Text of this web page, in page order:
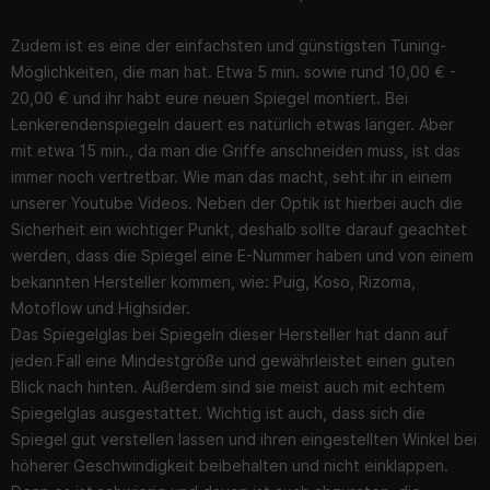
Zudem ist es eine der einfachsten und günstigsten Tuning-
Möglichkeiten, die man hat. Etwa 5 min. sowie rund 10,00 € -
20,00 € und ihr habt eure neuen Spiegel montiert. Bei
Lenkerendenspiegeln dauert es natürlich etwas länger. Aber
mit etwa 15 min., da man die Griffe anschneiden muss, ist das
immer noch vertretbar. Wie man das macht, seht ihr in einem
unserer Youtube Videos. Neben der Optik ist hierbei auch die
Sicherheit ein wichtiger Punkt, deshalb sollte darauf geachtet
werden, dass die Spiegel eine E-Nummer haben und von einem
bekannten Hersteller kommen, wie: Puig, Koso, Rizoma,
Motoflow und Highsider.
Das Spiegelglas bei Spiegeln dieser Hersteller hat dann auf
jeden Fall eine Mindestgröße und gewährleistet einen guten
Blick nach hinten. Außerdem sind sie meist auch mit echtem
Spiegelglas ausgestattet. Wichtig ist auch, dass sich die
Spiegel gut verstellen lassen und ihren eingestellten Winkel bei
höherer Geschwindigkeit beibehalten und nicht einklappen.